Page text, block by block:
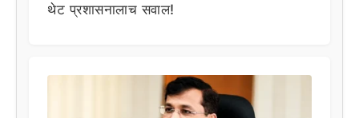
थेट प्रशासनालाच सवाल!